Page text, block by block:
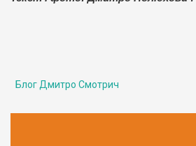
Блог Дмитро Смотрич